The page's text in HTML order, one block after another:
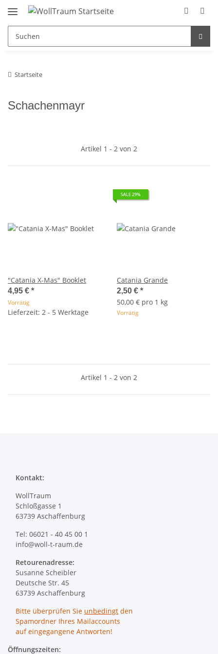
Startseite
Schachenmayr
Artikel 1 - 2 von 2
"Catania X-Mas" Booklet
4,95 € *
Vorrätig
Lieferzeit: 2 - 5 Werktage
SALE 29%
Catania Grande
2,50 € *
50,00 € pro 1 kg
Vorrätig
Artikel 1 - 2 von 2
Kontakt:
WollTraum
Schloßgasse 1
63739 Aschaffenburg
Tel: 06021 - 40 45 00 1
info@woll-t-raum.de
Retourenadresse:
Susanne Scheibler
Deutsche Str. 45
63739 Aschaffenburg
Bitte überprüfen Sie unbedingt den
Spamordner Ihres Mailaccounts
auf eingegangene Antworten!
Öffnungszeiten: